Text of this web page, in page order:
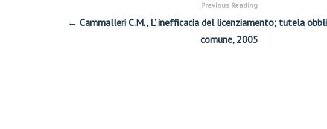
Previous Reading
← Cammalleri C.M., L’ inefficacia del licenziamento; tutela
comune, 2005